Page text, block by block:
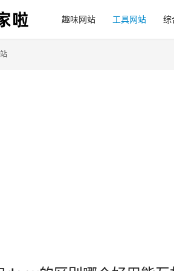
趣味网站 工具网站 综